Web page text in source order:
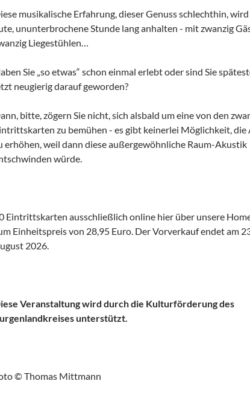
musikalische Erfahrung, dieser Genuss schlechthin,
ununterbrochene Stunde lang anhalten - mit zwanzig
Liegestühlen…
Sie „so etwas“ schon einmal erlebt oder sind Sie
neugierig darauf geworden?
bitte, zögern Sie nicht, sich alsbald um eine von den
zu bemühen - es gibt keinerlei Möglichkeit, die
erhöhen, weil dann diese außergewöhnliche Raum-Akustik
würde.
Eintrittskarten ausschließlich online hier über unsere
Einheitspreis von 28,95 Euro. Der Vorverkauf endet am
2026.
Veranstaltung wird durch die Kulturförderung des
unterstützt.
© Thomas Mittmann